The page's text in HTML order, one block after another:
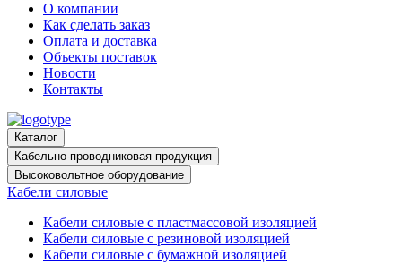
О компании
Как сделать заказ
Оплата и доставка
Объекты поставок
Новости
Контакты
Каталог
Кабельно-проводниковая продукция
Высоковольтное оборудование
Кабели силовые
Кабели силовые с пластмассовой изоляцией
Кабели силовые с резиновой изоляцией
Кабели силовые с бумажной изоляцией